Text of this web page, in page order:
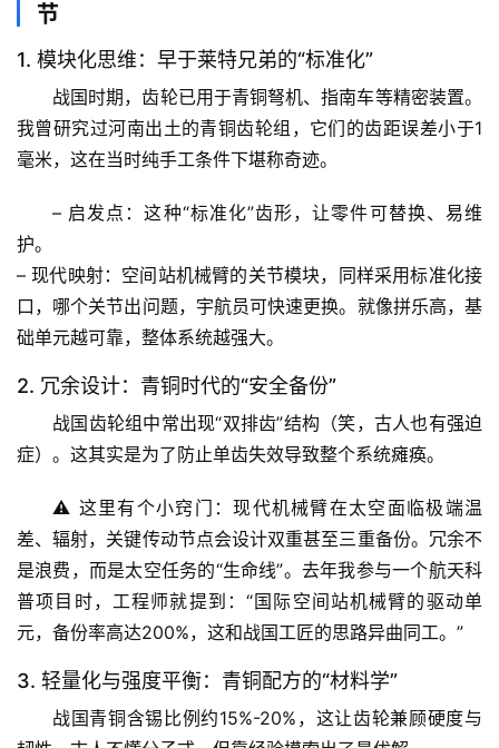
页
专
题
列
节
1. 模块化思维：早于莱特兄弟的“标准化”
战国时期，齿轮已用于青铜弩机、指南车等精密装置。
我曾研究过河南出土的青铜齿轮组， 它们的齿距误差小于1
毫米，这在当时纯手工条件下堪称奇迹。
– 启发点 ：这种“标准化”齿形，让零件可替换、易维
护。
– 现代映射：空间站机械臂的关节模块，同样采用标准化接
口，哪个关节出问题，宇航员可快速更换。就像拼乐高，基
础单元越可靠，整体系统越强大。
2. 冗余设计：青铜时代的“安全备份”
战国齿轮组中常出现“双排齿”结构（笑，古人也有强迫
症）。这其实是为了防止单齿失效导致整个系统瘫痪。
⚠️ 这里有个小窍门 ：现代机械臂在太空面临极端温
差、辐射，关键传动节点会设计双重甚至三重备份。 冗余不
是浪费，而是太空任务的“生命线”。去年我参与一个航天科
普项目时，工程师就提到：“国际空间站机械臂的驱动单
元，备份率高达200%，这和战国工匠的思路异曲同工。”
3. 轻量化与强度平衡：青铜配方的“材料学”
战国青铜含锡比例约15%-20%，这让齿轮兼顾硬度与